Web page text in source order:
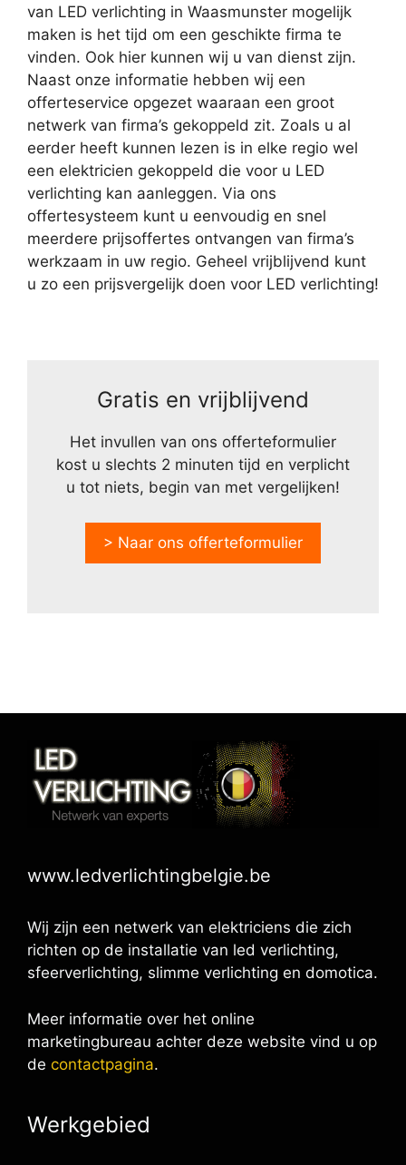
van LED verlichting in Waasmunster mogelijk
maken is het tijd om een geschikte firma te
vinden. Ook hier kunnen wij u van dienst zijn.
Naast onze informatie hebben wij een
offerteservice opgezet waaraan een groot
netwerk van firma’s gekoppeld zit. Zoals u al
eerder heeft kunnen lezen is in elke regio wel
een elektricien gekoppeld die voor u LED
verlichting kan aanleggen. Via ons
offertesysteem kunt u eenvoudig en snel
meerdere prijsoffertes ontvangen van firma’s
werkzaam in uw regio. Geheel vrijblijvend kunt
u zo een prijsvergelijk doen voor LED verlichting!
Gratis en vrijblijvend
Het invullen van ons offerteformulier
kost u slechts 2 minuten tijd en verplicht
u tot niets, begin van met vergelijken!
> Naar ons offerteformulier
www.ledverlichtingbelgie.be
Wij zijn een netwerk van elektriciens die zich
richten op de installatie van led verlichting,
sfeerverlichting, slimme verlichting en domotica.
Meer informatie over het online
marketingbureau achter deze website vind u op
de contactpagina.
Werkgebied